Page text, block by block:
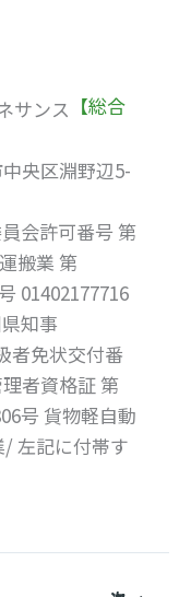
【総合
央区淵野辺5-
会許可番号 第
搬業 第
01402177716
知事
者免状交付番
者資格証 第
号 貨物軽自動
左記に付帯す